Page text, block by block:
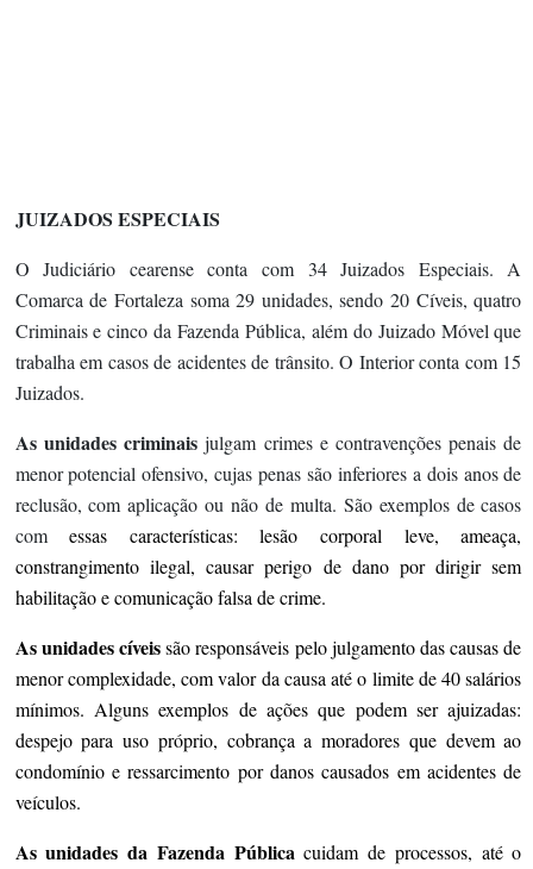
JUIZADOS ESPECIAIS
O Judiciário cearense conta com 34 Juizados Especiais. A
Comarca de Fortaleza soma 29 unidades, sendo 20 Cíveis, quatro
Criminais e cinco da Fazenda Pública, além do Juizado Móvel que
trabalha em casos de acidentes de trânsito. O Interior conta com 15
Juizados.
As unidades criminais julgam crimes e contravenções penais de
menor potencial ofensivo, cujas penas são inferiores a dois anos de
reclusão, com aplicação ou não de multa. São exemplos de casos
comessas características: lesão corporal leve, ameaça,
constrangimento ilegal, causar perigo de dano por dirigir sem
habilitação e comunicação falsa de crime.
As unidadescíveissão responsáveis pelo julgamento das causas de
menor complexidade, com valor da causa até o limite de 40 salários
mínimos. Alguns exemplos de ações que podem ser ajuizadas:
despejo para uso próprio, cobrança a moradores que devem ao
condomínio e ressarcimento por danos causados em acidentes de
veículos.
As unidades da Fazenda Públicacuidam de processos, até o